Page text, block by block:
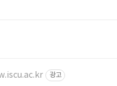
광고